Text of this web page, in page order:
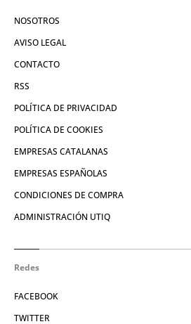
NOSOTROS
AVISO LEGAL
CONTACTO
RSS
POLÍTICA DE PRIVACIDAD
POLÍTICA DE COOKIES
EMPRESAS CATALANAS
EMPRESAS ESPAÑOLAS
CONDICIONES DE COMPRA
ADMINISTRACIÓN UTIQ
Redes
FACEBOOK
TWITTER